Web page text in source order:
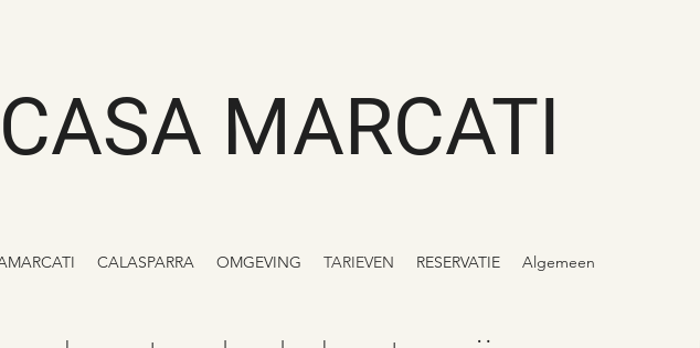
CASA MARCATI
CALASPARRA OMGEVING TARIEVEN RESERVATIE Algemeen